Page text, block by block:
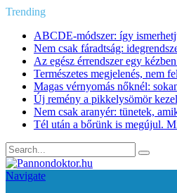
Trending
ABCDE‑módszer: így
Nem csak fáradtság:
Az egész érrendszer egy
Természetes megjelenés, nem
Magas vérnyomás nőknél:
Új remény a pikkelysömör
Nem csak aranyér: tünetek,
Tél után a bőrünk is megújul.
Navigate